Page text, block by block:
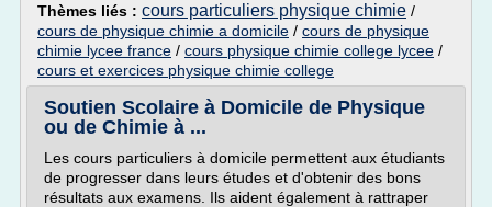
Thèmes liés : cours particuliers physique chimie /
cours de physique chimie a domicile / cours de physique
chimie lycee france / cours physique chimie college lycee /
cours et exercices physique chimie college
Soutien Scolaire à Domicile de Physique
ou de Chimie à ...
Les cours particuliers à domicile permettent aux étudiants
de progresser dans leurs études et d'obtenir des bons
résultats aux examens. Ils aident également à rattraper